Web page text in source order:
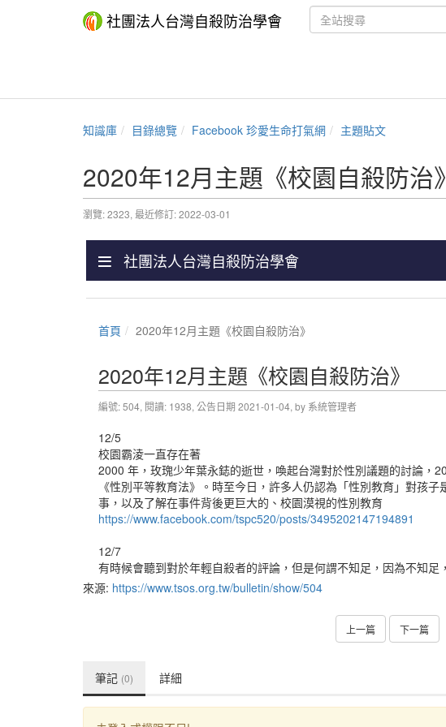
社團法人台灣自殺防治學會
知識庫 目錄總覽 Facebook 珍愛生命打氣網 主題貼文
2020年12月主題《校園自殺防治》
瀏覽: 2323, 最近修訂: 2022-03-01
來源: https://www.tsos.org.tw/bulletin/show/504
上一篇 下一篇
筆記 (0) 詳細